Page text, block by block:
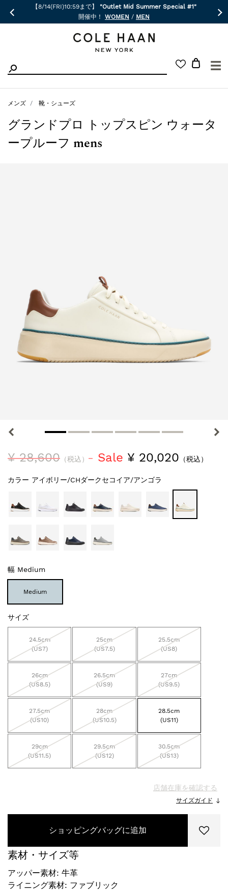
【8/14(FRI)10:59まで】
"Outlet Mid Summer Special #1"
開催中！ WOMEN / MEN
☰
メンズ 靴・シューズ
グランドプロ トップスピン ウォータ
ープルーフ mens
¥ 28,600 （税込） Sale ¥ 20,020 （税込）
カラー アイボリー/CHダークセコイア/アンゴラ
幅 Medium
Medium
サイズ
24.5cm
(US7)
25cm
(US7.5)
25.5cm
(US8)
26cm
(US8.5)
26.5cm
(US9)
27cm
(US9.5)
27.5cm
(US10)
28cm
(US10.5)
28.5cm
(US11)
29cm
(US11.5)
29.5cm
(US12)
30.5cm
(US13)
店舗在庫を確認する
サイズガイド
ショッピングバッグに追加
素材・サイズ等
アッパー素材: 牛革
ライニング素材: ファブリック